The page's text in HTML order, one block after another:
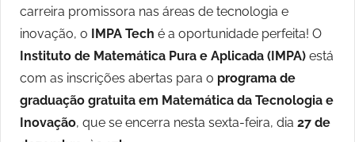
carreira promissora nas áreas de tecnologia e
inovação, o
IMPA Tech é a oportunidade perfeita! O
Instituto de Matemática Pura e Aplicada (IMPA) está
com as inscrições abertas para o programa de
graduação gratuita em Matemática da Tecnologia e
Inovação, que se encerra nesta sexta-feira, dia 27 de